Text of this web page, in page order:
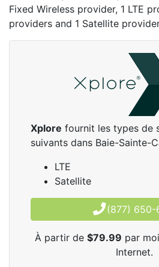
Fixed Wireless provider, 1 LTE
providers and 1 Satellite
Xplore fournit les types de
suivants dans Baie-Sainte-
LTE
Satellite
(877) 650-
À partir de $79.99 par
Internet.